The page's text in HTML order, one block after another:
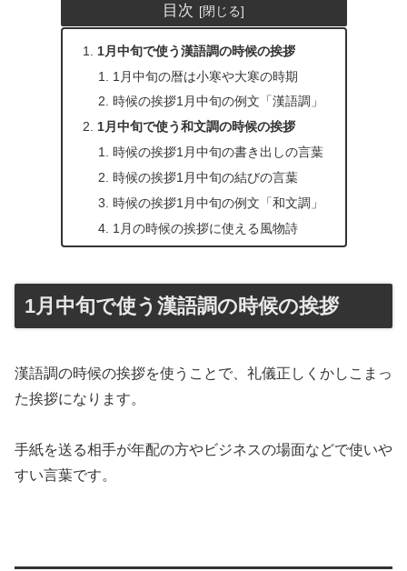
目次
1月中旬で使う漢語調の時候の挨拶
1月中旬の暦は小寒や大寒の時期
時候の挨拶1月中旬の例文「漢語調」
1月中旬で使う和文調の時候の挨拶
時候の挨拶1月中旬の書き出しの言葉
時候の挨拶1月中旬の結びの言葉
時候の挨拶1月中旬の例文「和文調」
1月の時候の挨拶に使える風物詩
1月中旬で使う漢語調の時候の挨拶
漢語調の時候の挨拶を使うことで、礼儀正しくかしこまっ
た挨拶になります。
手紙を送る相手が年配の方やビジネスの場面などで使いや
すい言葉です。